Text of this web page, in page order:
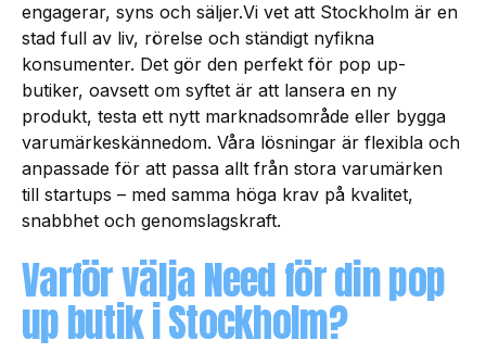
engagerar, syns och säljer.Vi vet att Stockholm är en
stad full av liv, rörelse och ständigt nyfikna
konsumenter. Det gör den perfekt för pop up-
butiker, oavsett om syftet är att lansera en ny
produkt, testa ett nytt marknadsområde eller bygga
varumärkeskännedom. Våra lösningar är flexibla och
anpassade för att passa allt från stora varumärken
till startups – med samma höga krav på kvalitet,
snabbhet och genomslagskraft.
Varför välja Need för din pop
up butik i Stockholm?